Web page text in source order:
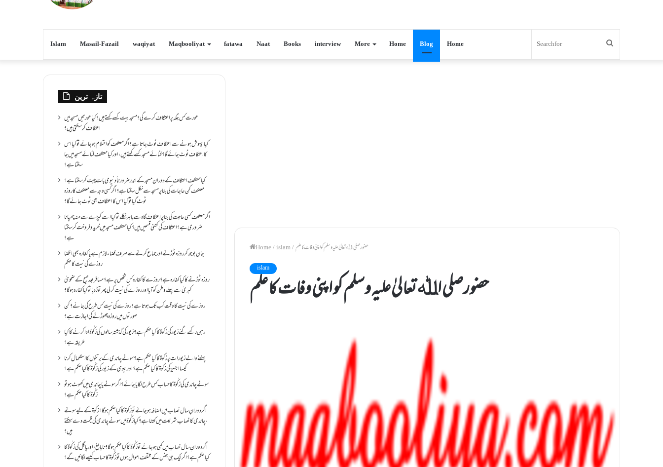
Islam Masail-Fazail waqiyat Maqbooliyat fatawa Naat Books interview More Home Blog Home
Home/islam/حضورصلی اﷲ تعالیٰ علیہ وسلم کو اپنی وفات کا علم
islam
حضورصلی اﷲ تعالیٰ علیہ وسلم کو اپنی وفات کا علم
تازہ ترین
عورت کس جگہ پر اعتکاف کرے گی؟مسجد بیت کسے کہتے ہیں؟کیا عورتیں مسجد میں
اعتکاف کر سکتی ہیں؟
کیا بیہوش ہونے سے اعتکاف ٹوٹ جاتا ہے؟ اگر معتکف کو احتلام ہو جائے تو کیا اس
کا اعتکاف ٹوٹ جائے گا؟فنائے مسجد کسے کہتے ہیں ، اور کیا معتکف فنائے مسجد میں جا
سکتا ہے؟
کیا معتکف اعتکاف کے دوران مسجد کے اندر ضرورتاً دنیوی بات چیت کر سکتا ہے؟
معتکف کن حاجات کی بنا پر مسجد سے نکل سکتا ہے؟ اگر کسی وجہ سے معتکف کا روزہ
ٹوٹ گیا تو کیا اس کا اعتکاف بھی ٹوٹ جائے گا؟
اگر معتکف کسی حاجت کی بنا پر اعتکاف گاہ سے باہر نکلے تو کیا اسے کپڑے سے منہ چھپانا
ضروری ہے؟اعتکاف کی کتنی قسمیں ہیں؟کیا معتکف مسجد میں خرید و فروخت کر سکتا
ہے؟
جان بوجھ کر روزہ ٹوڑنے اور جماع کرنے سے صرف قضاء لازم ہے یا کفارہ بھی؟ قضا
روزے کی نیت کا حکم
روزہ ٹوڑنے کا کیا کفارہ ہے؟روزے کا کفارہ کس شخص پر ہے؟ مسافر بعد صبح کے ضحویٰ
کبریٰ سے پہلے وطن کو آیا اور روزے کی نیت کر لی پھر توڑ دیا تو کیا کفارہ ہو گا؟
روزے کی نیت کا وقت کب تک ہوتا ہے؟ روزے کی نیت کس طرح کی جائے؟ کن
صورتوں میں روزہ چھوڑنے کی اجازت ہے؟
رہن رکھے گئے زیور کی زکٰوۃ کا کیا حکم ہے؟زیور کی گذشتہ سالوں کی زکٰوۃ ادا کرنے کا کیا
طریقہ ہے؟
پہننے والے زیورات پر زکٰوۃ کا کیا حکم ہے؟ سونے چاندی کے برتنوں کا استعمال کرنا
کیسا؟ جہیز کی زکٰوۃ کا کیا حکم ہے؟ اور بیوی کے زیور کی زکٰوۃ کا کیا حکم ہے؟
سونے چاندی کی زکٰوۃ کا حساب کس طرح لگایا جائے؟ اگر سونے یا چاندی میں کھوٹ ہو تو
زکٰوۃ کا کیا حکم ہے؟
اگر دورانِ سال نصاب میں اضافہ ہو جائے تو زکوۃ کا کیا حکم ہو گا؟ زکٰوۃ کے لیے سونے
،چاندی کا نصاب شریعت میں کتنا ہے؟ کیا زکٰوۃ میں سونے چاندی کی قیمت دے سکتے
ہیں؟
اگر دورانِ سال نصاب میں کمی ہو جائے تو زکٰوۃ کا کیا حکم ہو گا؟ نا بالغ ، اور پاگل کی زکٰوۃ کا
کیا حکم ہے؟ اگر ایک ہی جنس کے مختلف اموال ہوں تو زکٰوۃ کا حساب کیسے لگائیں گے؟